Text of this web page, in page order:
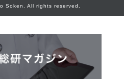
Soken. All rights reserved.